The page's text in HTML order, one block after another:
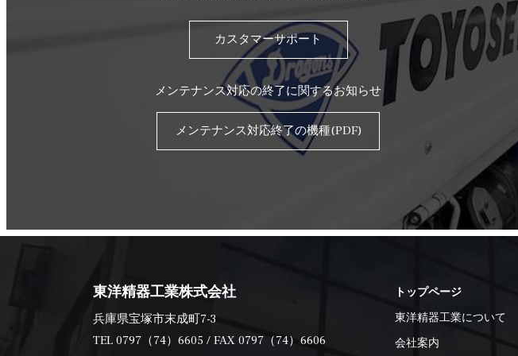
カスタマーサポート
メンテナンス対応の終了に関するお知らせ
メンテナンス対応終了の機種(PDF)
東洋精器工業株式会社
兵庫県宝塚市末成町7-3
TEL 0797（74）6605 / FAX 0797（74）6606
トップページ
東洋精器工業について
会社案内